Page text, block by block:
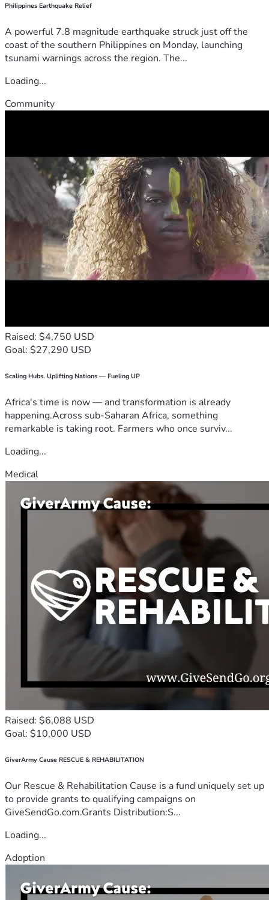
Philippines Earthquake Relief
A powerful 7.8 magnitude earthquake struck just off the
coast of the southern Philippines on Monday, launching
tsunami warnings across the region. The...
Loading...
Community
Raised: $4,750 USD
Goal: $27,290 USD
Scaling Hubs. Uplifting Nations — Fueling UP
Africa's time is now — and transformation is already
happening.Across sub-Saharan Africa, something
remarkable is taking root. Farmers who once surviv...
Loading...
Medical
Raised: $6,088 USD
Goal: $10,000 USD
GiverArmy Cause RESCUE & REHABILITATION
Our Rescue & Rehabilitation Cause is a fund uniquely set up
to provide grants to qualifying campaigns on
GiveSendGo.com.Grants Distribution:S...
Loading...
Adoption